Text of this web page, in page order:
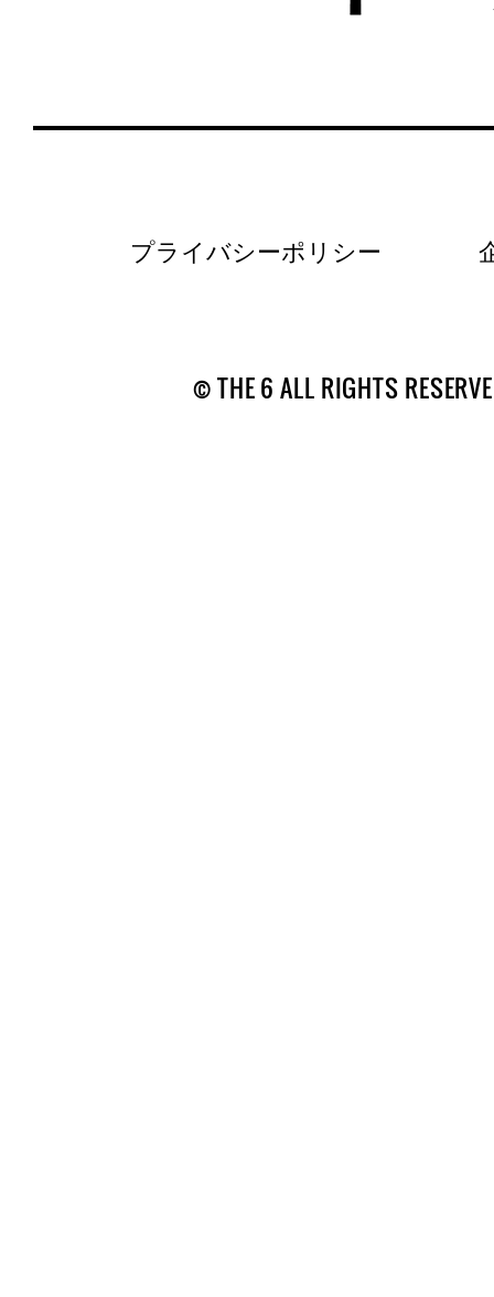
プライバシーポリシー
© THE 6 ALL RIGHTS